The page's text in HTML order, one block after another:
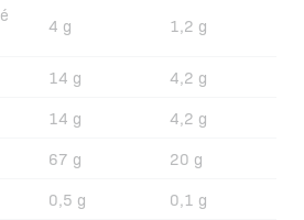
4 g 1,2 g
14 g
4,2 g
14 g
4,2 g
67 g
20 g
0,5 g 0,1 g